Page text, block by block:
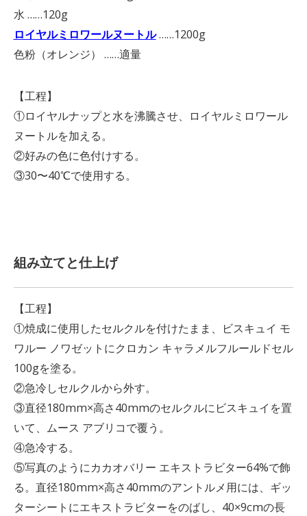
水 ……120g
ロイヤルミロワールヌートル……1200g
色粉（オレンジ） ……適量
【工程】
①ロイヤルナップと水を沸騰させ、ロイヤルミロワール
ヌートルを加える。
②好みの色に色付けする。
③30〜40℃で使用する。
組み立てと仕上げ
【工程】
①焼成に使用したセルクルを付けたまま、ビスキュイ モ
ワルー ノワゼットにクロカン キャラメルフルールドセル
100gを塗る。
②急冷しセルクルから外す。
③直径180mm×高さ40mmのセルクルにビスキュイを置
いて、ムース アブリコで覆う。
④急冷する。
⑤写真のようにカカオバリー エキストラビター64%で飾
る。直径180mm×高さ40mmのアントルメ用には、ギッ
ターシートにエキストラビターをのばし、40×9cmの長